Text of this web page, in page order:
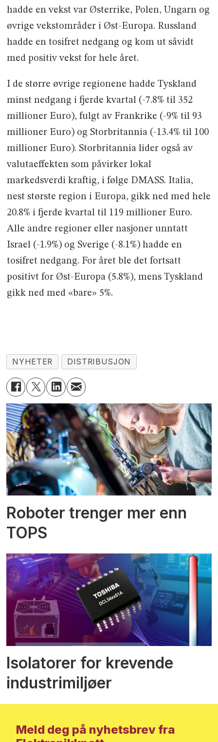
hadde en vekst var Østerrike, Polen, Ungarn og
øvrige vekstområder i Øst-Europa. Russland
hadde en tosifret nedgang og kom ut såvidt
med positiv vekst for hele året.
I de større øvrige regionene hadde Tyskland
minst nedgang i fjerde kvartal (-7.8% til 352
millioner Euro), fulgt av Frankrike (-9% til 93
millioner Euro) og Storbritannia (-13.4% til 100
millioner Euro). Storbritannia lider også av
valutaeffekten som påvirker lokal
markedsverdi kraftig, i følge DMASS. Italia,
nest største region i Europa, gikk ned med hele
20.8% i fjerde kvartal til 119 millioner Euro.
Alle andre regioner eller nasjoner unntatt
Israel (-1.9%) og Sverige (-8.1%) hadde en
tosifret nedgang. For året ble det fortsatt
positivt for Øst-Europa (5.8%), mens Tyskland
gikk ned med «bare» 5%.
NYHETER DISTRIBUSJON
Roboter trenger mer enn
TOPS
Isolatorer for krevende
industrimiljøer
Meld deg på nyhetsbrev fra